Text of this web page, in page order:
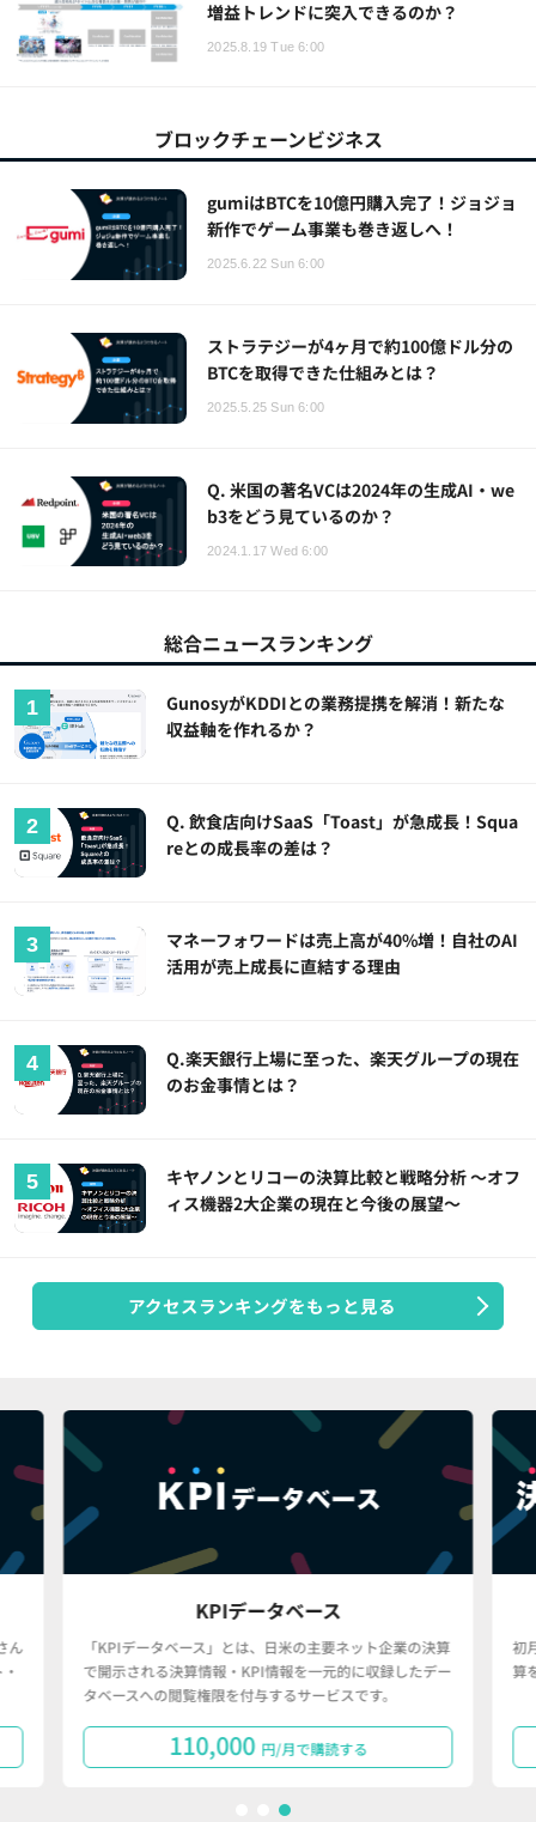
増益トレンドに突入できるのか？
2025.8.19 Tue 6:00
ブロックチェーンビジネス
gumiはBTCを10億円購入完了！ジョジョ
新作でゲーム事業も巻き返しへ！
2025.6.22 Sun 6:00
ストラテジーが4ヶ月で約100億ドル分の
BTCを取得できた仕組みとは？
2025.5.25 Sun 6:00
Q. 米国の著名VCは2024年の生成AI・we
b3をどう見ているのか？
2024.1.17 Wed 6:00
総合ニュースランキング
GunosyがKDDIとの業務提携を解消！新たな
収益軸を作れるか？
Q. 飲食店向けSaaS「Toast」が急成長！Squa
reとの成長率の差は？
マネーフォワードは売上高が40%増！自社のAI
活用が売上成長に直結する理由
Q.楽天銀行上場に至った、楽天グループの現在
のお金事情とは？
キヤノンとリコーの決算比較と戦略分析 ～オフ
ィス機器2大企業の現在と今後の展望～
アクセスランキングをもっと見る
」とは、日米の主要ネット企業の決算
情報・KPI情報を一元的に収録したデー
権限を付与するサービスです。
円/月で購読する
初月無料！日米のネット企業（
算を読み解き、明日から役立つ